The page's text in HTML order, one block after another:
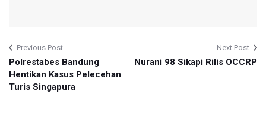
Previous Post
Polrestabes Bandung
Hentikan Kasus Pelecehan
Turis Singapura
Next Post
Nurani 98 Sikapi Rilis OCCRP